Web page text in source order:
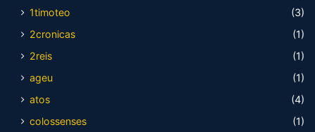
1timoteo
(3)
2cronicas
(1)
2reis
(1)
ageu
(1)
atos
(4)
colossenses
(1)